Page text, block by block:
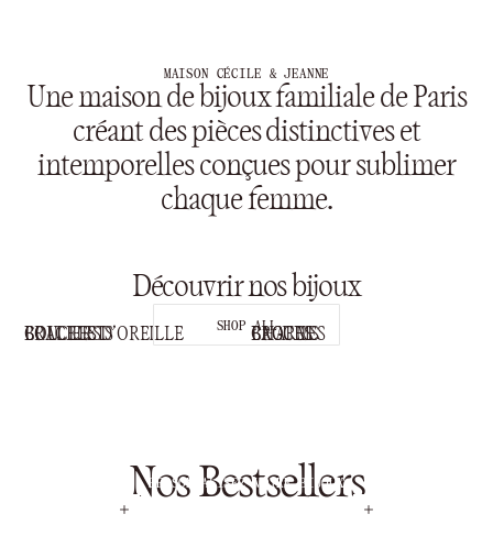
HÉRITAGE
CHARMS
MAISON CÉCILE & JEANNE
Une maison de bijoux familiale de Paris
créant des pièces distinctives et
intemporelles conçues pour sublimer
chaque femme.
Découvrir nos bijoux
COLLIERS CHARMS
BOUCLES D’OREILLE BAGUES
BRACELETS BROCHES
SHOP ALL
PERSONNALISEZ VOTRE BIJOUX
Nos Bestsellers